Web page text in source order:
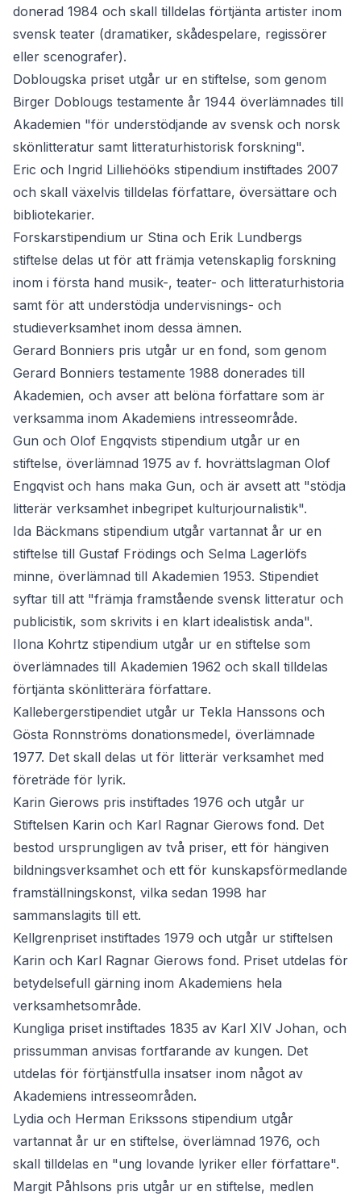
donerad 1984 och skall tilldelas förtjänta artister inom
svensk teater (dramatiker, skådespelare, regissörer
eller scenografer).
Doblougska priset utgår ur en stiftelse, som genom
Birger Doblougs testamente år 1944 överlämnades till
Akademien "för understödjande av svensk och norsk
skönlitteratur samt litteraturhistorisk forskning".
Eric och Ingrid Lilliehööks stipendium instiftades 2007
och skall växelvis tilldelas författare, översättare och
bibliotekarier.
Forskarstipendium ur Stina och Erik Lundbergs
stiftelse delas ut för att främja vetenskaplig forskning
inom i första hand musik-, teater- och litteraturhistoria
samt för att understödja undervisnings- och
studieverksamhet inom dessa ämnen.
Gerard Bonniers pris utgår ur en fond, som genom
Gerard Bonniers testamente 1988 donerades till
Akademien, och avser att belöna författare som är
verksamma inom Akademiens intresseområde.
Gun och Olof Engqvists stipendium utgår ur en
stiftelse, överlämnad 1975 av f. hovrättslagman Olof
Engqvist och hans maka Gun, och är avsett att "stödja
litterär verksamhet inbegripet kulturjournalistik".
Ida Bäckmans stipendium utgår vartannat år ur en
stiftelse till Gustaf Frödings och Selma Lagerlöfs
minne, överlämnad till Akademien 1953. Stipendiet
syftar till att "främja framstående svensk litteratur och
publicistik, som skrivits i en klart idealistisk anda".
Ilona Kohrtz stipendium utgår ur en stiftelse som
överlämnades till Akademien 1962 och skall tilldelas
förtjänta skönlitterära författare.
Kallebergerstipendiet utgår ur Tekla Hanssons och
Gösta Ronnströms donationsmedel, överlämnade
1977. Det skall delas ut för litterär verksamhet med
företräde för lyrik.
Karin Gierows pris instiftades 1976 och utgår ur
Stiftelsen Karin och Karl Ragnar Gierows fond. Det
bestod ursprungligen av två priser, ett för hängiven
bildningsverksamhet och ett för kunskapsförmedlande
framställningskonst, vilka sedan 1998 har
sammanslagits till ett.
Kellgrenpriset instiftades 1979 och utgår ur stiftelsen
Karin och Karl Ragnar Gierows fond. Priset utdelas för
betydelsefull gärning inom Akademiens hela
verksamhetsområde.
Kungliga priset instiftades 1835 av Karl XIV Johan, och
prissumman anvisas fortfarande av kungen. Det
utdelas för förtjänstfulla insatser inom något av
Akademiens intresseområden.
Lydia och Herman Erikssons stipendium utgår
vartannat år ur en stiftelse, överlämnad 1976, och
skall tilldelas en "ung lovande lyriker eller författare".
Margit Påhlsons pris utgår ur en stiftelse, medlen